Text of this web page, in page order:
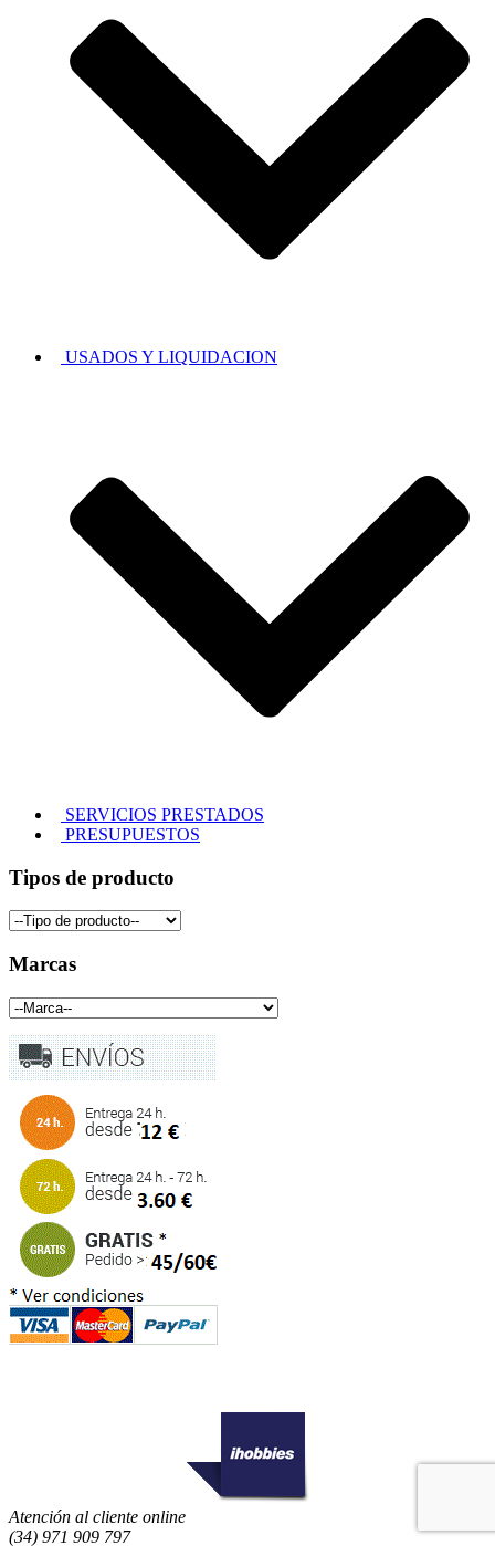
USADOS Y LIQUIDACION
SERVICIOS PRESTADOS
PRESUPUESTOS
Tipos de producto
Marcas
Atención al cliente online
(34) 971 909 797